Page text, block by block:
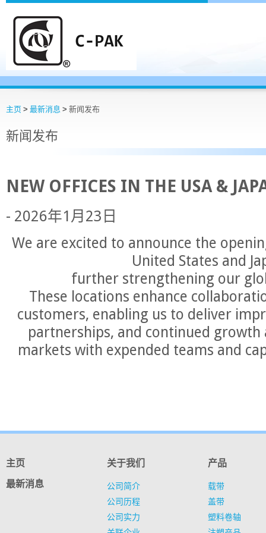
主页 > 最新消息 > 新闻发布
新闻发布
NEW OFFICES IN THE USA &
- 2026年1月23日
We are excited to announce the
United States and
further strengthening our
These locations enhance
customers, enabling us to deliver
partnerships, and continued
markets with expended teams and
主页
最新消息
关于我们
公司简介
公司历程
公司实力
产品
载带
盖带
塑料卷轴